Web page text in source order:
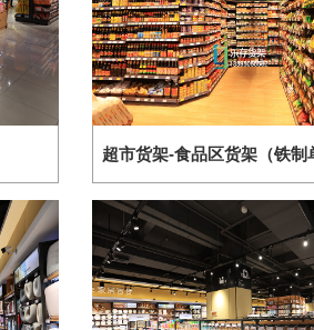
超市货架-食品区货架（铁制